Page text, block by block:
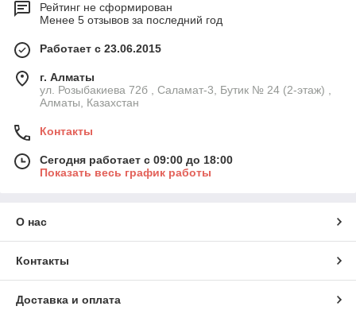
Рейтинг не сформирован
Менее 5 отзывов за последний год
Работает с 23.06.2015
г. Алматы
ул. Розыбакиева 72б , Саламат-3, Бутик № 24 (2-этаж) ,
Алматы, Казахстан
Контакты
Сегодня работает с 09:00 до 18:00
Показать весь график работы
О нас
Контакты
Доставка и оплата